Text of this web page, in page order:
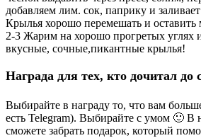
добавляем лим. сок, паприку и
Крылья хорошо перемешать и оставить
2-3 Жарим на хорошо прогретых углях
вкусные, сочные,пикантные крылья!
Награда для тех, кто дочитал до
Выбирайте в награду то, что вам
есть Telegram). Выбирайте с умом 🙂 В
сможете забрать подарок, который